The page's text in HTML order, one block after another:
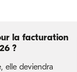
la facturation
?
elle deviendra